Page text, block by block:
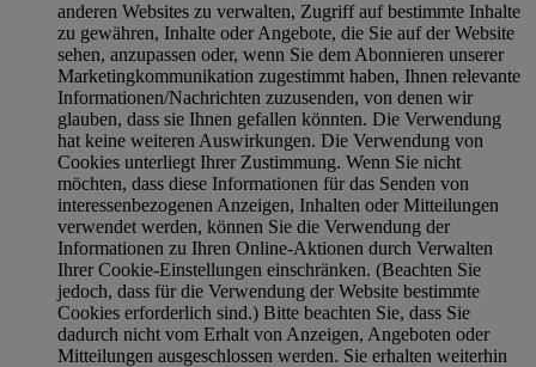
anderen Websites zu verwalten, Zugriff auf bestimmte Inhalte
zu gewähren, Inhalte oder Angebote, die Sie auf der Website
sehen, anzupassen oder, wenn Sie dem Abonnieren unserer
Marketingkommunikation zugestimmt haben, Ihnen relevante
Informationen/Nachrichten zuzusenden, von denen wir
glauben, dass sie Ihnen gefallen könnten. Die Verwendung
hat keine weiteren Auswirkungen. Die Verwendung von
Cookies unterliegt Ihrer Zustimmung. Wenn Sie nicht
möchten, dass diese Informationen für das Senden von
interessenbezogenen Anzeigen, Inhalten oder Mitteilungen
verwendet werden, können Sie die Verwendung der
Informationen zu Ihren Online-Aktionen durch Verwalten
Ihrer Cookie-Einstellungen einschränken. (Beachten Sie
jedoch, dass für die Verwendung der Website bestimmte
Cookies erforderlich sind.) Bitte beachten Sie, dass Sie
dadurch nicht vom Erhalt von Anzeigen, Angeboten oder
Mitteilungen ausgeschlossen werden. Sie erhalten weiterhin